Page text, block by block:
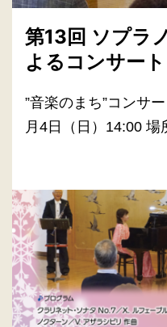
第13回 ソプラ
よるコンサート
”音楽のまち”コンサ
月4日（日）14:00